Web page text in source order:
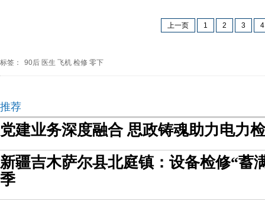
上一页 1 2 3 4
标签： 90后 医生 飞机 检修 零下
推荐
党建业务深度融合 思政铸魂助力电力
新疆吉木萨尔县北庭镇：设备检修“蓄
季